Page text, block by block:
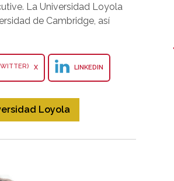
La Universidad Loyola
de Cambridge, así
X LINKEDIN
Loyola